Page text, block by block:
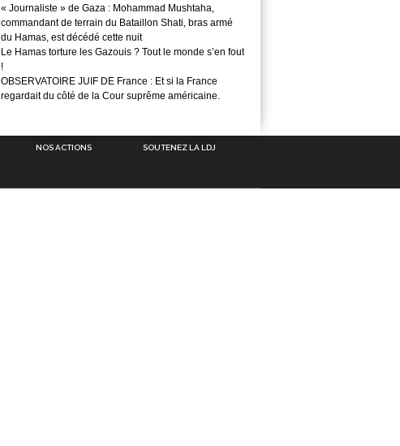
« Journaliste » de Gaza : Mohammad Mushtaha,
commandant de terrain du Bataillon Shati, bras armé
du Hamas, est décédé cette nuit
Le Hamas torture les Gazouis ? Tout le monde s’en fout
!
OBSERVATOIRE JUIF DE France : Et si la France
regardait du côté de la Cour suprême américaine.
NOS ACTIONS SOUTENEZ LA LDJ